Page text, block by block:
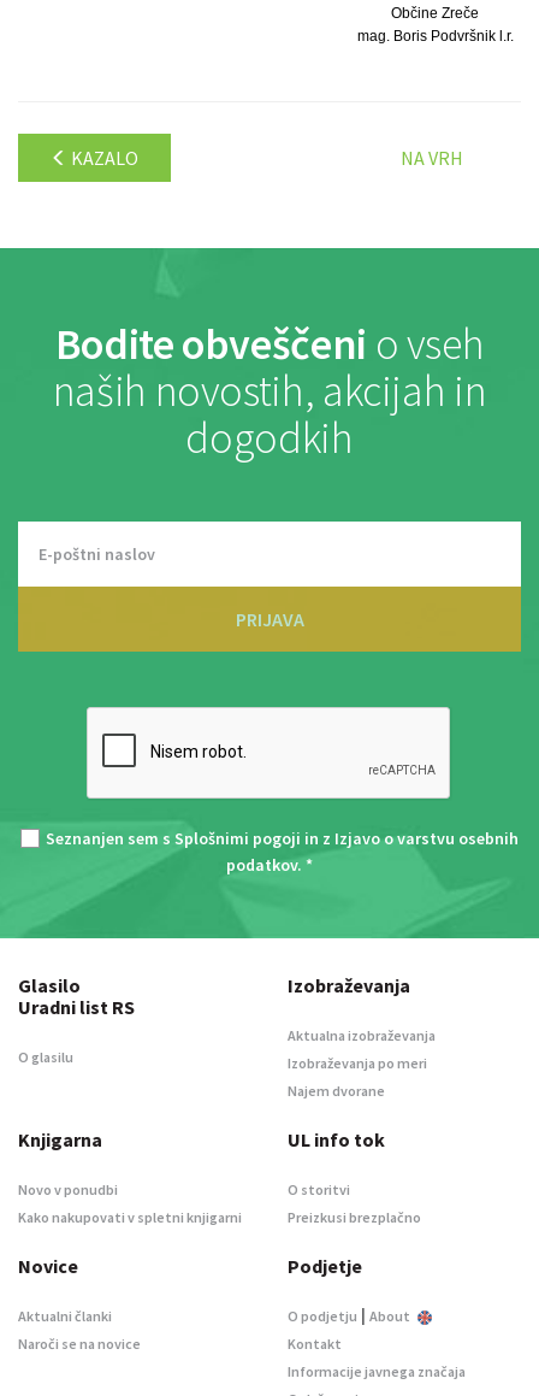
Občine Zreče
mag. Boris Podvršnik l.r.
KAZALO NA VRH
Bodite obveščeni o vseh
naših novostih, akcijah in
dogodkih
PRIJAVA
Seznanjen sem s Splošnimi pogoji in z Izjavo o varstvu osebnih
podatkov. *
Glasilo
Uradni list RS
O glasilu
Izobraževanja
Aktualna izobraževanja
Izobraževanja po meri
Najem dvorane
Knjigarna
Novo v ponudbi
Kako nakupovati v spletni knjigarni
UL info tok
O storitvi
Preizkusi brezplačno
Novice
Aktualni članki
Naroči se na novice
Podjetje
O podjetju | About
Kontakt
Informacije javnega značaja